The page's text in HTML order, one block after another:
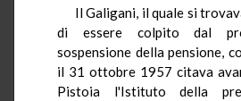
Il Galigani, il quale si
di essere colpito dal
sospensione della pensione,
il 31 ottobre 1957 citava
Pistoia l'Istituto della